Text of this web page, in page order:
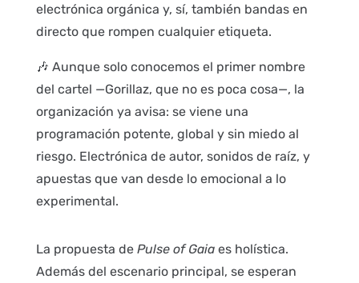
electrónica orgánica y, sí, también bandas en
directo que rompen cualquier etiqueta.
🎶 Aunque solo conocemos el primer nombre
del cartel —Gorillaz, que no es poca cosa—, la
organización ya avisa: se viene una
programación potente, global y sin miedo al
riesgo. Electrónica de autor, sonidos de raíz, y
apuestas que van desde lo emocional a lo
experimental.
La propuesta de Pulse of Gaiaes holística.
Además del escenario principal, se esperan